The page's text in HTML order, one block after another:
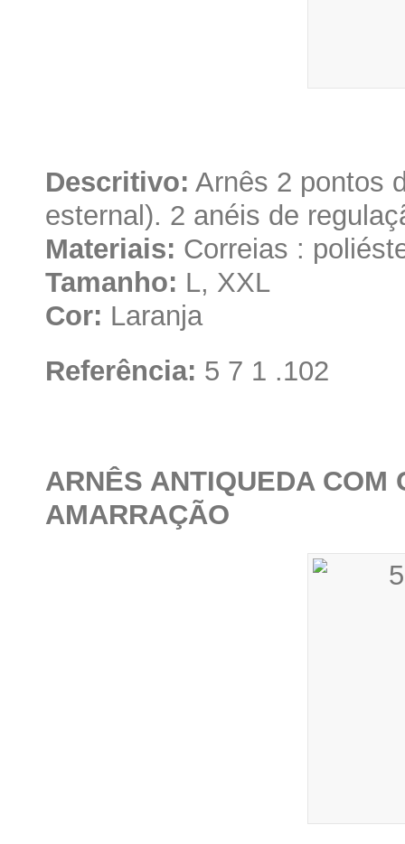
Descritivo: Arnês 2 pontos
esternal). 2 anéis de
Materiais: Correias :
Tamanho: L, XXL
Cor: Laranja
Referência: 5 7 1 .102
ARNÊS ANTIQUEDA COM
AMARRAÇÃO